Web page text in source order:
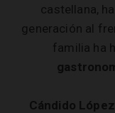
castellana,
generación al
familia ha
Cándido López